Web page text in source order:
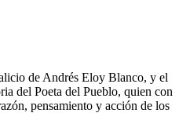
de Andrés Eloy Blanco, y el
del Poeta del Pueblo, quien con
pensamiento y acción de los